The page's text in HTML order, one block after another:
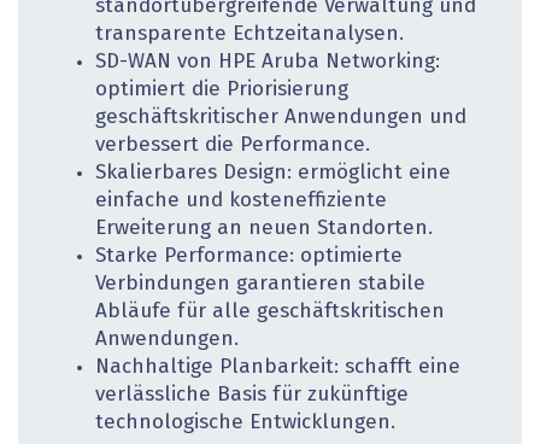
standortübergreifende Verwaltung und
transparente Echtzeitanalysen.
SD-WAN von HPE Aruba Networking:
optimiert die Priorisierung
geschäftskritischer Anwendungen und
verbessert die Performance.
Skalierbares Design: ermöglicht eine
einfache und kosteneffiziente
Erweiterung an neuen Standorten.
Starke Performance: optimierte
Verbindungen garantieren stabile
Abläufe für alle geschäftskritischen
Anwendungen.
Nachhaltige Planbarkeit: schafft eine
verlässliche Basis für zukünftige
technologische Entwicklungen.